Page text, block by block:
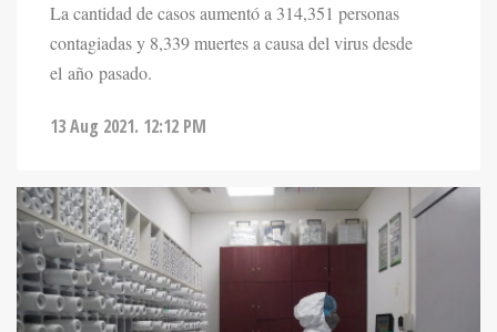
La cantidad de casos aumentó a 314,351 personas
contagiadas y 8,339 muertes a causa del virus desde
el año pasado.
13 Aug 2021. 12:12 PM